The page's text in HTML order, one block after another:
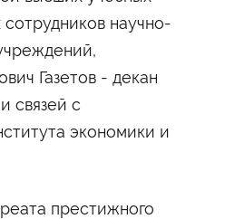
учет
Карта москвича
научно-
Газетов - декан
связей с
экономики и
престижного